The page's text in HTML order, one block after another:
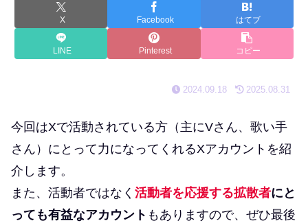
X Facebook はてブ
LINE Pinterest コピー
2024.09.18 2025.08.31
今回はXで活動されている方（主にVさん、歌い手
さん）にとって力になってくれるXアカウントを紹
介します。
また、活動者ではなく 活動者を応援する拡散者にと
っても有益なアカウント もありますので、ぜひ最後